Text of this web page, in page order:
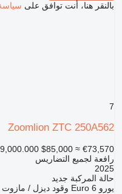
بالنقر هنا، أنت توافق على
7
Zoomlion ZTC 250A562
$85,000 ≈ €73,570
رافعة لجميع التضاريس
2025
حالة المركبة جديد
يورو Euro 6 وقود ديزل / مازوت